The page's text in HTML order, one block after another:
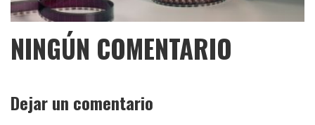
NINGÚN COMENTARIO
Dejar un comentario